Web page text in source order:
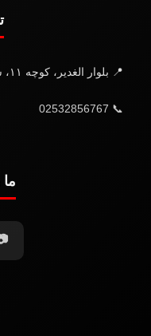
📍 بلوار الغدیر، کوچه ۱۱، ساختمان ایران زمین
📞 02532856767
ما